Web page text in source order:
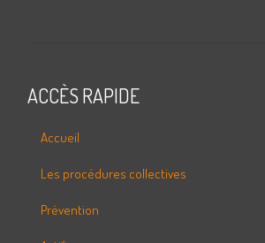
ACCÈS RAPIDE
Accueil
Les procédures collectives
Prévention